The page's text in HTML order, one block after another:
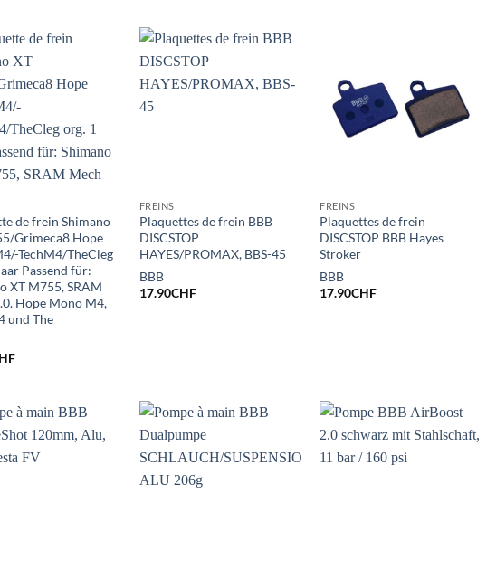
de frein Shimano
Grimeca8 Hope
TechM4/TheCleg
Passend für:
XT M755, SRAM
Hope Mono M4,
und The
FREINS
Plaquettes de frein BBB
DISCSTOP
HAYES/PROMAX, BBS-45
BBB
17.90CHF
FREINS
Plaquettes de frein
DISCSTOP BBB Hayes
Stroker
BBB
17.90CHF